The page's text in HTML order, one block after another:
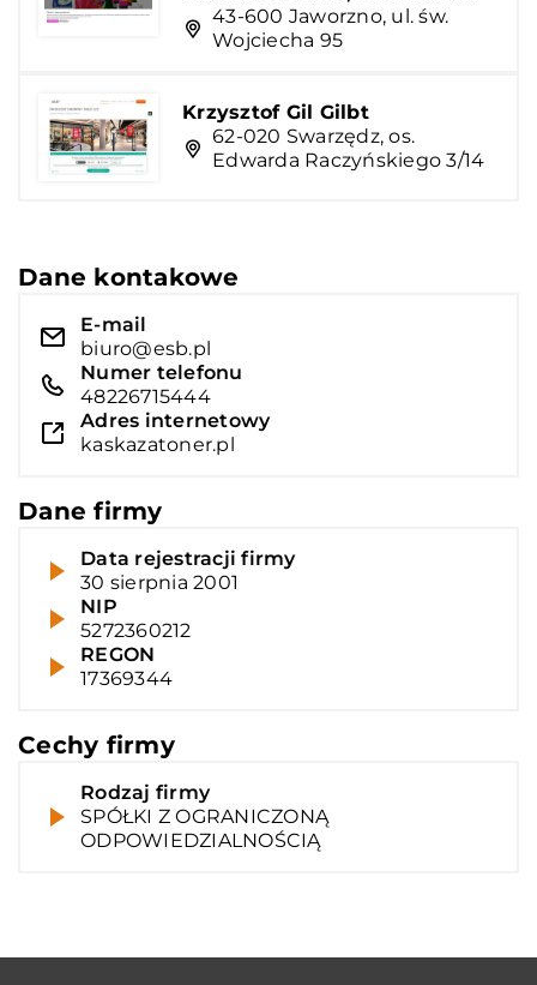
43-600 Jaworzno, ul. św.
Wojciecha 95
Krzysztof Gil Gilbt
62-020 Swarzędz, os.
Edwarda Raczyńskiego 3/14
Dane kontakowe
E-mail
biuro@esb.pl
Numer telefonu
48226715444
Adres internetowy
kaskazatoner.pl
Dane firmy
Data rejestracji firmy
30 sierpnia 2001
NIP
5272360212
REGON
17369344
Cechy firmy
Rodzaj firmy
SPÓŁKI Z OGRANICZONĄ
ODPOWIEDZIALNOŚCIĄ